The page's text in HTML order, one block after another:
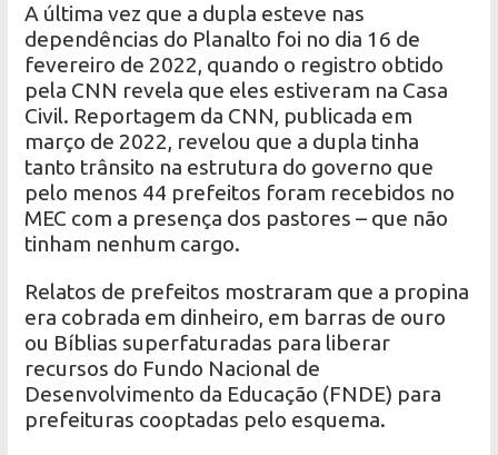
A última vez que a dupla esteve nas
dependências do Planalto foi no dia 16 de
fevereiro de 2022, quando o registro obtido
pela CNN revela que eles estiveram na Casa
Civil. Reportagem da CNN, publicada em
março de 2022, revelou que a dupla tinha
tanto trânsito na estrutura do governo que
pelo menos 44 prefeitos foram recebidos no
MEC com a presença dos pastores – que não
tinham nenhum cargo.
Relatos de prefeitos mostraram que a propina
era cobrada em dinheiro, em barras de ouro
ou Bíblias superfaturadas para liberar
recursos do Fundo Nacional de
Desenvolvimento da Educação (FNDE) para
prefeituras cooptadas pelo esquema.